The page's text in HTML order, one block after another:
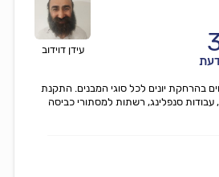
עידן דוידוב
בהרחקת יונים לכל סוגי המבנים. התקנת
עבודות סנפלינג, רשתות למסתורי כביסה